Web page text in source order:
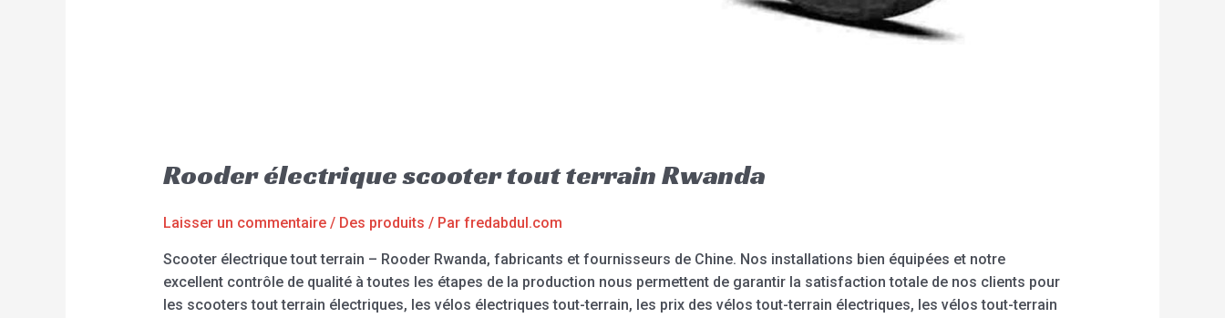
Rooder électrique scooter tout terrain Rwanda
Laisser un commentaire / Des produits / Par fredabdul.com
Scooter électrique tout terrain – Rooder Rwanda, fabricants et fournisseurs de Chine. Nos installations bien équipées et notre
excellent contrôle de qualité à toutes les étapes de la production nous permettent de garantir la satisfaction totale de nos clients pour
les scooters tout terrain électriques, les vélos électriques tout-terrain, les prix des vélos tout-terrain électriques, les vélos tout-terrain